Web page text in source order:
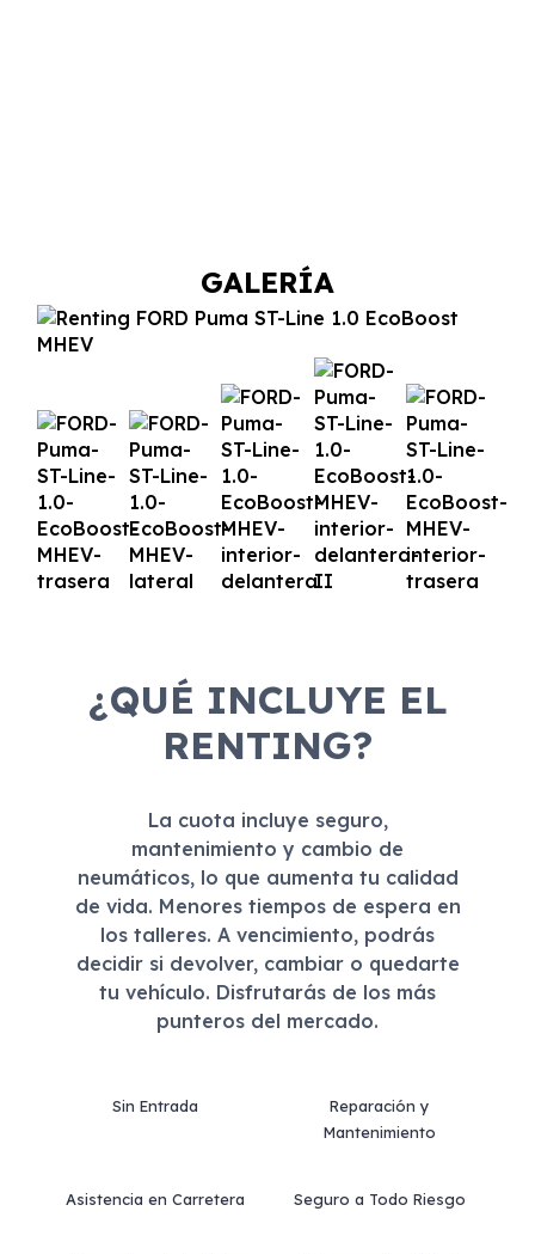
GALERÍA
¿QUÉ INCLUYE EL
RENTING?
La cuota incluye seguro,
mantenimiento y cambio de
neumáticos, lo que aumenta tu calidad
de vida. Menores tiempos de espera en
los talleres. A vencimiento, podrás
decidir si devolver, cambiar o quedarte
tu vehículo. Disfrutarás de los más
punteros del mercado.
Sin Entrada
Reparación y
Mantenimiento
Asistencia en Carretera Seguro a Todo Riesgo